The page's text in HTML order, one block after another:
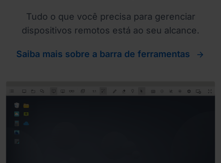
Tudo o que você precisa para gerenciar
dispositivos remotos está ao seu alcance.
Saiba mais sobre a barra de ferramentas